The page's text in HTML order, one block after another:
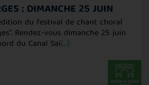
: DIMANCHE 25 JUIN
du festival de chant choral
Rendez-vous dimanche 25 juin
du Canal Sai(...)